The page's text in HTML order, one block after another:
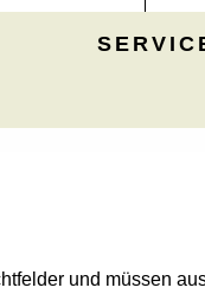
und müssen